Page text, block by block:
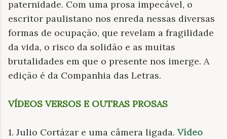
paternidade. Com uma prosa impecável, o
escritor paulistano nos enreda nessas diversas
formas de ocupação, que revelam a fragilidade
da vida, o risco da solidão e as muitas
brutalidades em que o presente nos imerge. A
edição é da Companhia das Letras.
VÍDEOS VERSOS E OUTRAS PROSAS
1. Julio Cortázar e uma câmera ligada. Vídeo